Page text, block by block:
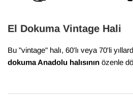
El Dokuma Vintage Hali
Bu "vintage" halı, 60'lı veya 70'li
dokuma Anadolu halısının özenle
çıkmıştır. Bu dönüşüm süreci,